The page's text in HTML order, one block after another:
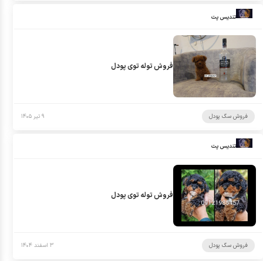
تندیس پت
فروش توله توی پودل
فروش سگ پودل ۹ تیر ۱۴۰۵
تندیس پت
فروش توله توی پودل
فروش سگ پودل ۳ اسفند ۱۴۰۴